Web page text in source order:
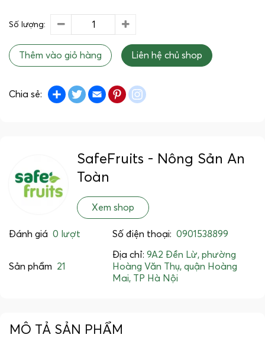
Số lượng:
Thêm vào giỏ hàng Liên hệ chủ shop
Chia sẻ: Share TwitterEmail Pinterest
SafeFruits - Nông Sản An
Toàn
Xem shop
Đánh giá 0 lượt Số điện thoại: 0901538899
Sản phẩm 21
Địa chỉ: 9A2 Đền Lừ, phường
Hoàng Văn Thụ, quận Hoàng
Mai, TP Hà Nội
MÔ TẢ SẢN PHẨM